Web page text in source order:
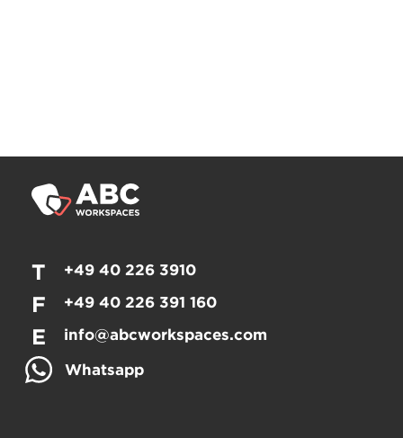
T +49 40 226 3910
F +49 40 226 391 160
E
info@abcworkspaces.com
Whatsapp